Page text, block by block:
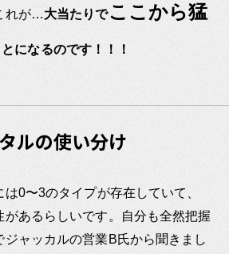
れが…大当たりでここから猛
になるのです！！！
ルの使い分け
0〜3のタイプが存在していて、
があるらしいです。自分も全然把握
ジャッカルの営業B氏から聞きまし